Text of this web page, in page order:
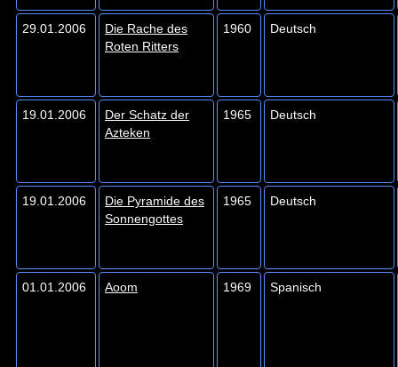
29.01.2006
Die Rache des
Roten Ritters
1960 Deutsch
19.01.2006
Der Schatz der
Azteken
1965 Deutsch
19.01.2006
Die Pyramide des
Sonnengottes
1965 Deutsch
01.01.2006 Aoom 1969 Spanisch